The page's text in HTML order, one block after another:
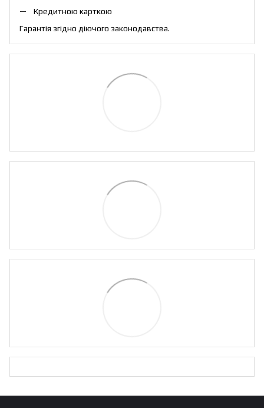
Кредитною карткою
Гарантія згідно діючого законодавства.